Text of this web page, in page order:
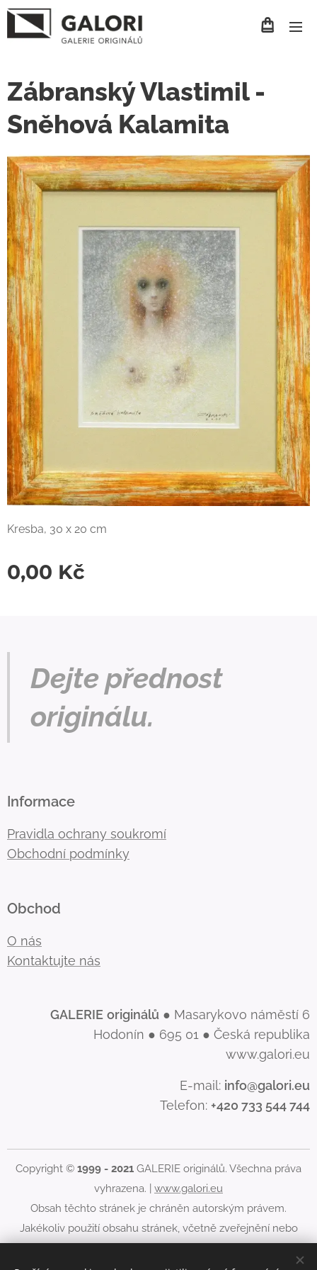
Zábranský Vlastimil -
Sněhová Kalamita
Kresba, 30 x 20 cm
0,00 Kč
Dejte přednost
originálu.
Informace
Pravidla ochrany soukromí
Obchodní podmínky
Obchod
O nás
Kontaktujte nás
GALERIE originálů ● Masarykovo náměstí 6
Hodonín ● 695 01 ● Česká republika
www.galori.eu
E-mail: info@galori.eu
Telefon: +420 733 544 744
Copyright © 1999 - 2021 GALERIE originálů. Všechna práva
vyhrazena. | www.galori.eu
Obsah těchto stránek je chráněn autorským právem.
Jakékoliv použití obsahu stránek, včetně zveřejnění nebo